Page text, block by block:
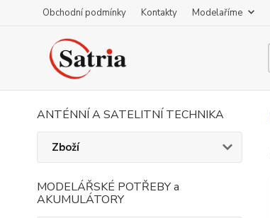
Obchodní podmínky Kontakty Modelaříme
ANTÉNNÍ A SATELITNÍ TECHNIKA
Zboží
MODELÁŘSKÉ POTŘEBY a
AKUMULÁTORY